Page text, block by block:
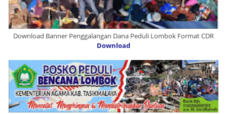
Download Banner Penggalangan Dana Peduli Lombok Format CDR
Download